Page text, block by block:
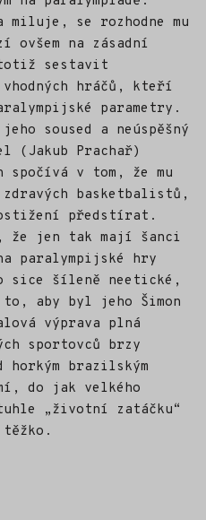
miluje, se rozhodne mu
na zásadní
totiž sestavit
vhodných hráčů, kteří
parametry.
soused a neúspěšný
(Jakub Prachař)
spočívá v tom, že mu
basketbalistů,
předstírat.
že jen tak mají šanci
paralympijské hry
sice šíleně neetické,
aby byl jeho Šimon
výprava plná
sportovců brzy
horkým brazilským
do jak velkého
„životní zatáčku“